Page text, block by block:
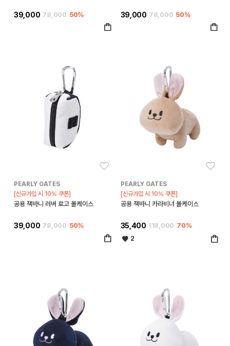
39,000 78,000 50% 39,000 78,000 50%
PEARLY GATES
[신규가입 시 10% 쿠폰]
공용 잭바니 러버 로고 볼케이스
39,000 78,000 50%
PEARLY GATES
[신규가입 시 10% 쿠폰]
공용 잭바니 카라비너 볼케이스
35,400 118,000 70%
2